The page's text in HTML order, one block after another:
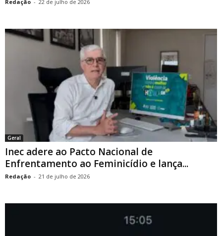
Redação - 22 de julho de 2026
Geral
Inec adere ao Pacto Nacional de
Enfrentamento ao Feminicídio e lança...
Redação - 21 de julho de 2026